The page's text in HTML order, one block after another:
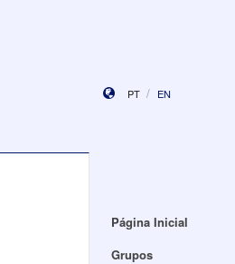
PT EN
Página Inicial
Grupos